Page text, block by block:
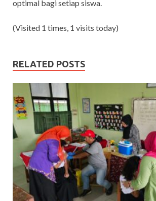
optimal bagi setiap siswa.
(Visited 1 times, 1 visits today)
RELATED POSTS